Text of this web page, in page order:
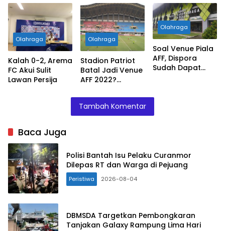
Championship
Gelar di Stadion
Patriot
Candrabhaga
Olahraga
Kalah 0-2, Arema
FC Akui Sulit
Lawan Persija
Olahraga
Stadion Patriot
Batal Jadi Venue
AFF 2022?
Kejelasan PSSI
Olahraga
Soal Venue Piala
AFF, Dispora
Sudah Dapat
Tambah Komentar
Baca Juga
Polisi Bantah Isu Pelaku Curanmor
Dilepas RT dan Warga di Pejuang
Peristiwa 2026-08-04
DBMSDA Targetkan Pembongkaran
Tanjakan Galaxy Rampung Lima Hari